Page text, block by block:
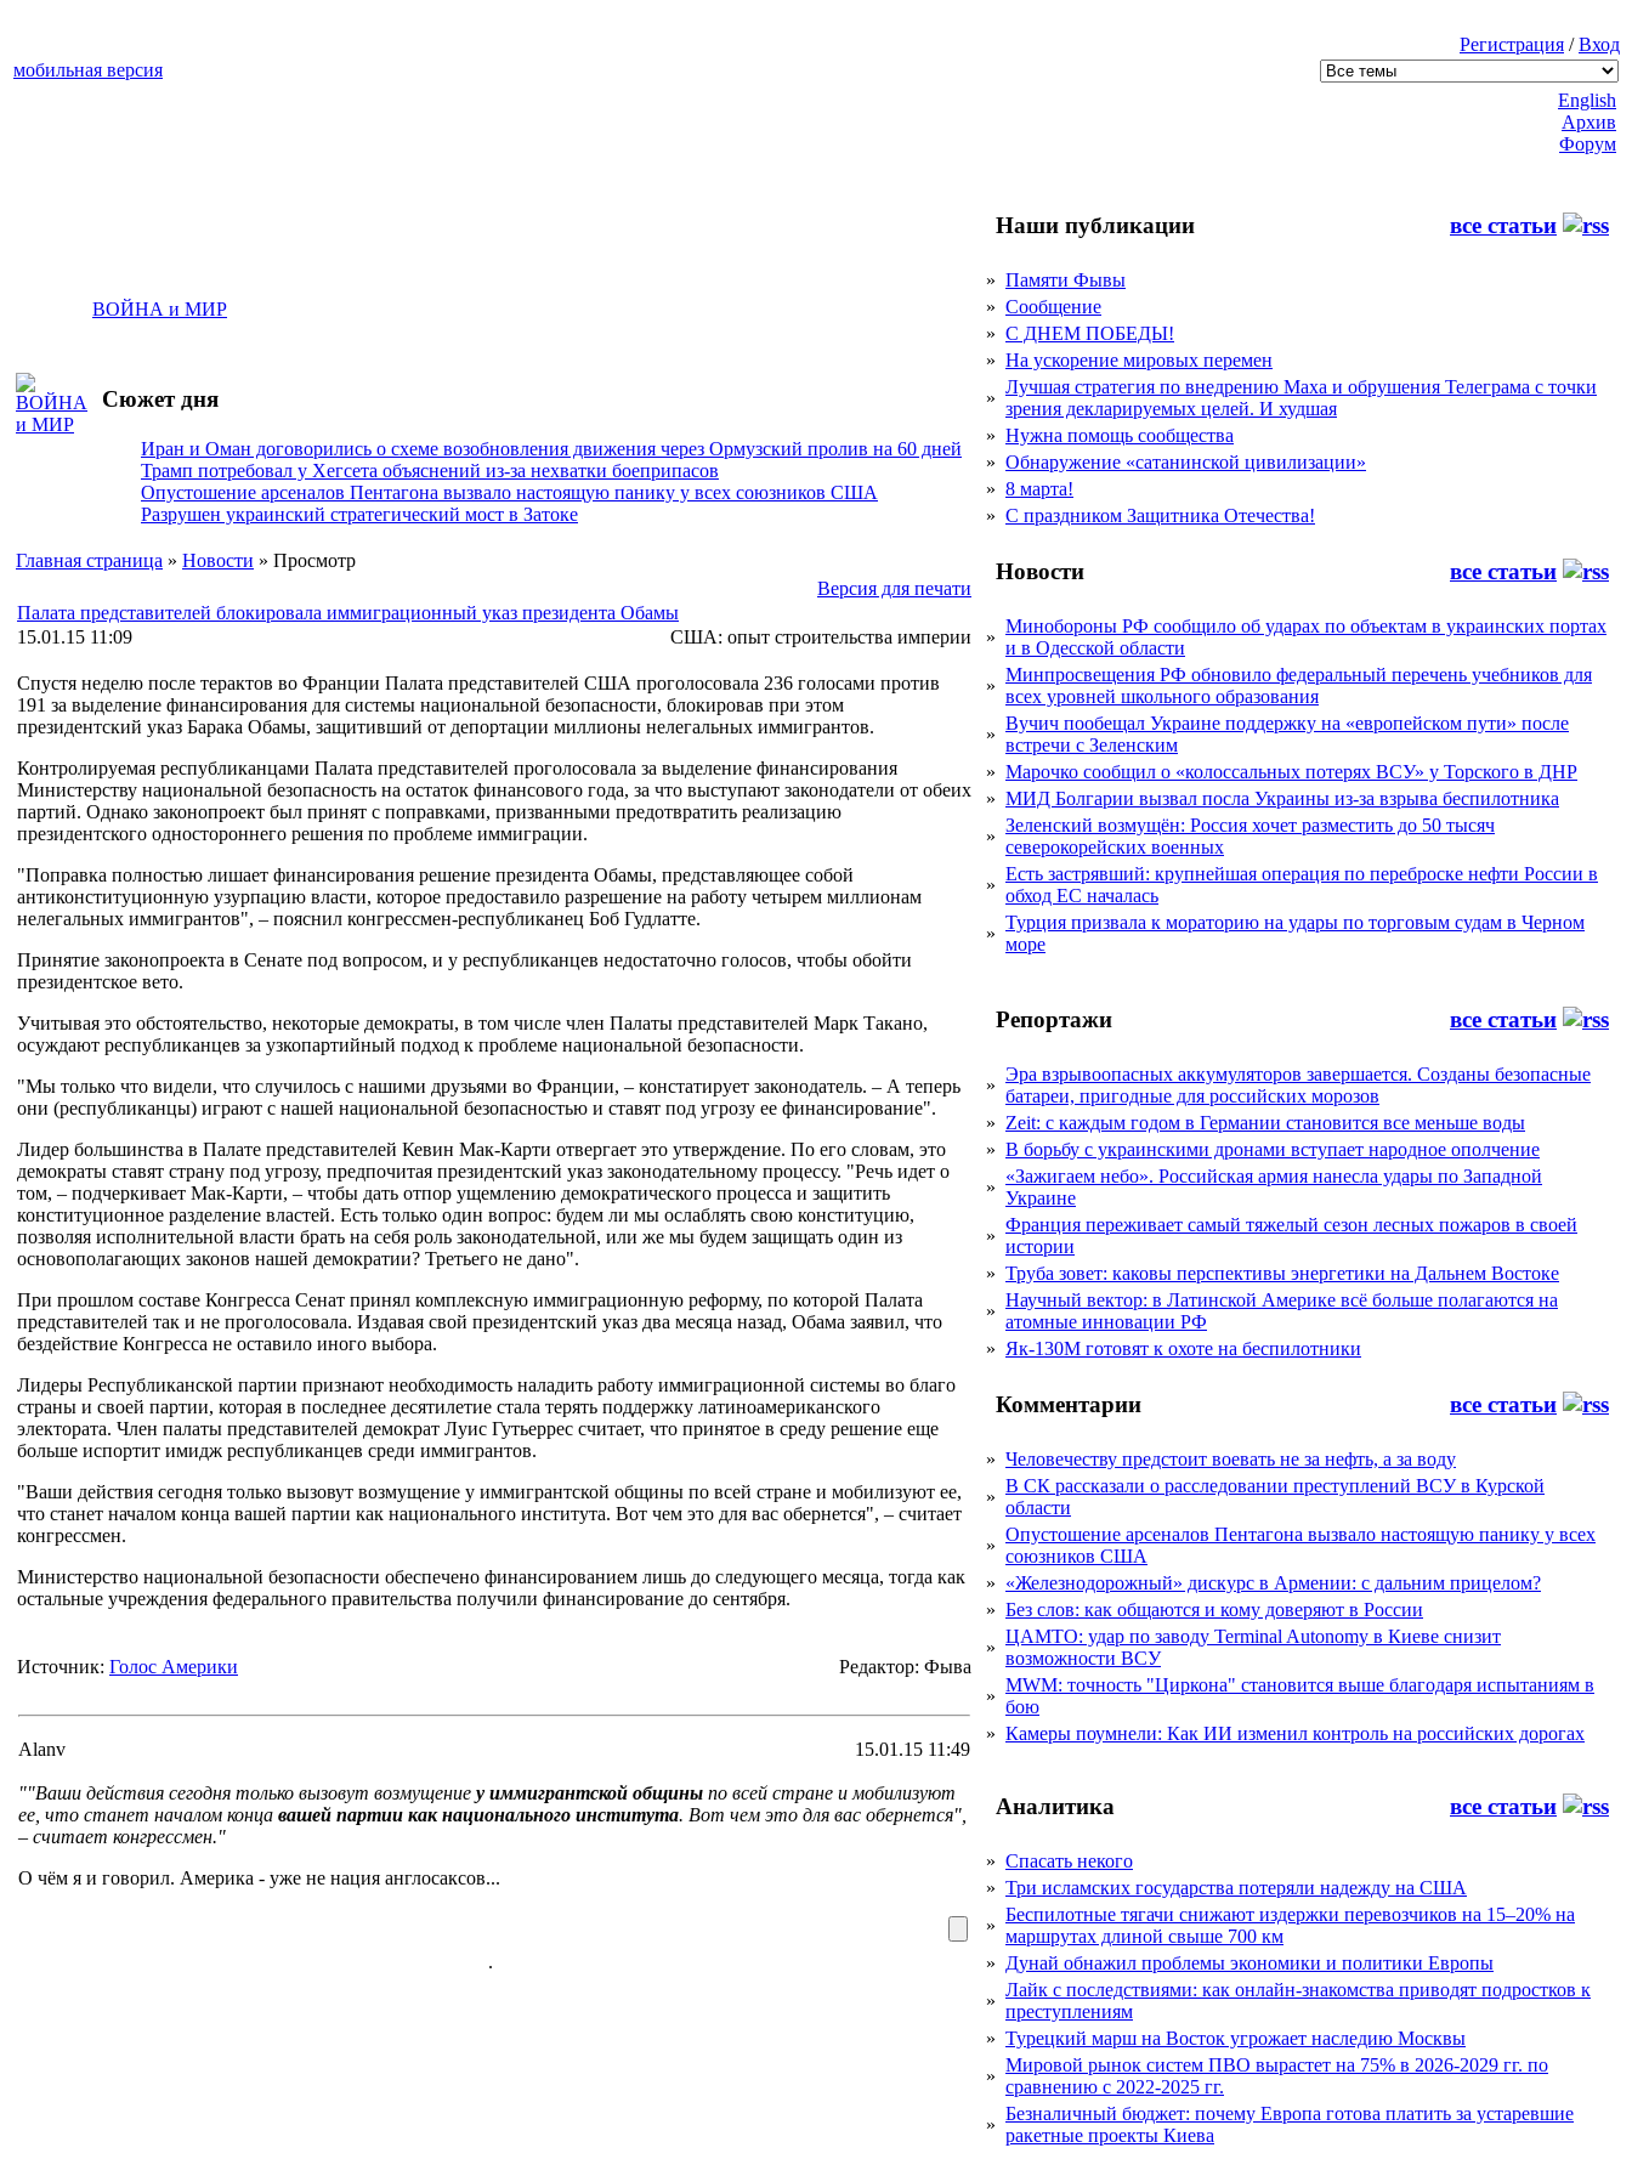
Регистрация /Вход
мобильная версия
ВОЙНА и МИР
Сюжет дня
Иран и Оман договорились о схеме возобновления движения через Ормузский пролив на 60 дней
Трамп потребовал у Хегсета объяснений из-за нехватки боеприпасов
Опустошение арсеналов Пентагона вызвало настоящую панику у всех союзников США
Разрушен украинский стратегический мост в Затоке
Главная страница » Новости » Просмотр
Версия для печати
Палата представителей блокировала иммиграционный указ президента Обамы
15.01.15 11:09
США: опыт строительства империи
Спустя неделю после терактов во Франции Палата представителей США проголосовала 236 голосами против
191 за выделение финансирования для системы национальной безопасности, блокировав при этом
президентский указ Барака Обамы, защитивший от депортации миллионы нелегальных иммигрантов.
Контролируемая республиканцами Палата представителей проголосовала за выделение финансирования
Министерству национальной безопасность на остаток финансового года, за что выступают законодатели от обеих
партий. Однако законопроект был принят с поправками, призванными предотвратить реализацию
президентского одностороннего решения по проблеме иммиграции.
"Поправка полностью лишает финансирования решение президента Обамы, представляющее собой
антиконституционную узурпацию власти, которое предоставило разрешение на работу четырем миллионам
нелегальных иммигрантов", – пояснил конгрессмен-республиканец Боб Гудлатте.
Принятие законопроекта в Сенате под вопросом, и у республиканцев недостаточно голосов, чтобы обойти
президентское вето.
Учитывая это обстоятельство, некоторые демократы, в том числе член Палаты представителей Марк Такано,
осуждают республиканцев за узкопартийный подход к проблеме национальной безопасности.
"Мы только что видели, что случилось с нашими друзьями во Франции, – констатирует законодатель. – А теперь
они (республиканцы) играют с нашей национальной безопасностью и ставят под угрозу ее финансирование".
Лидер большинства в Палате представителей Кевин Мак-Карти отвергает это утверждение. По его словам, это
демократы ставят страну под угрозу, предпочитая президентский указ законодательному процессу. "Речь идет о
том, – подчеркивает Мак-Карти, – чтобы дать отпор ущемлению демократического процесса и защитить
конституционное разделение властей. Есть только один вопрос: будем ли мы ослаблять свою конституцию,
позволяя исполнительной власти брать на себя роль законодательной, или же мы будем защищать один из
основополагающих законов нашей демократии? Третьего не дано".
При прошлом составе Конгресса Сенат принял комплексную иммиграционную реформу, по которой Палата
представителей так и не проголосовала. Издавая свой президентский указ два месяца назад, Обама заявил, что
бездействие Конгресса не оставило иного выбора.
Лидеры Республиканской партии признают необходимость наладить работу иммиграционной системы во благо
страны и своей партии, которая в последнее десятилетие стала терять поддержку латиноамериканского
электората. Член палаты представителей демократ Луис Гутьеррес считает, что принятое в среду решение еще
больше испортит имидж республиканцев среди иммигрантов.
"Ваши действия сегодня только вызовут возмущение у иммигрантской общины по всей стране и мобилизуют ее,
что станет началом конца вашей партии как национального института. Вот чем это для вас обернется", – считает
конгрессмен.
Министерство национальной безопасности обеспечено финансированием лишь до следующего месяца, тогда как
остальные учреждения федерального правительства получили финансирование до сентября.
Источник: Голос Америки Редактор: Фыва
Alanv 15.01.15 11:49
""Ваши действия сегодня только вызовут возмущение у иммигрантской общины по всей стране и мобилизуют
ее, что станет началом конца вашей партии как национального института. Вот чем это для вас обернется",
– считает конгрессмен."
О чём я и говорил. Америка - уже не нация англосаксов...
.
English
Архив
Форум
Наши публикации все статьи
» Памяти Фывы
» Сообщение
» С ДНЕМ ПОБЕДЫ!
» На ускорение мировых перемен
»
Лучшая стратегия по внедрению Маха и обрушения Телеграма с точки
зрения декларируемых целей. И худшая
» Нужна помощь сообщества
» Обнаружение «сатанинской цивилизации»
» 8 марта!
» С праздником Защитника Отечества!
Новости все статьи
»
Минобороны РФ сообщило об ударах по объектам в украинских портах
и в Одесской области
»
Минпросвещения РФ обновило федеральный перечень учебников для
всех уровней школьного образования
»
Вучич пообещал Украине поддержку на «европейском пути» после
встречи с Зеленским
» Марочко сообщил о «колоссальных потерях ВСУ» у Торского в ДНР
» МИД Болгарии вызвал посла Украины из-за взрыва беспилотника
»
Зеленский возмущён: Россия хочет разместить до 50 тысяч
северокорейских военных
»
Есть застрявший: крупнейшая операция по переброске нефти России в
обход ЕС началась
»
Турция призвала к мораторию на удары по торговым судам в Черном
море
Репортажи все статьи
»
Эра взрывоопасных аккумуляторов завершается. Созданы безопасные
батареи, пригодные для российских морозов
» Zeit: с каждым годом в Германии становится все меньше воды
» В борьбу с украинскими дронами вступает народное ополчение
»
«Зажигаем небо». Российская армия нанесла удары по Западной
Украине
»
Франция переживает самый тяжелый сезон лесных пожаров в своей
истории
» Труба зовет: каковы перспективы энергетики на Дальнем Востоке
»
Научный вектор: в Латинской Америке всё больше полагаются на
атомные инновации РФ
» Як-130М готовят к охоте на беспилотники
Комментарии все статьи
» Человечеству предстоит воевать не за нефть, а за воду
»
В СК рассказали о расследовании преступлений ВСУ в Курской
области
»
Опустошение арсеналов Пентагона вызвало настоящую панику у всех
союзников США
» «Железнодорожный» дискурс в Армении: с дальним прицелом?
» Без слов: как общаются и кому доверяют в России
»
ЦАМТО: удар по заводу Terminal Autonomy в Киеве снизит
возможности ВСУ
»
MWM: точность "Циркона" становится выше благодаря испытаниям в
бою
» Камеры поумнели: Как ИИ изменил контроль на российских дорогах
Аналитика все статьи
» Спасать некого
» Три исламских государства потеряли надежду на США
»
Беспилотные тягачи снижают издержки перевозчиков на 15–20% на
маршрутах длиной свыше 700 км
» Дунай обнажил проблемы экономики и политики Европы
»
Лайк с последствиями: как онлайн-знакомства приводят подростков к
преступлениям
» Турецкий марш на Восток угрожает наследию Москвы
»
Мировой рынок систем ПВО вырастет на 75% в 2026-2029 гг. по
сравнению с 2022-2025 гг.
»
Безналичный бюджет: почему Европа готова платить за устаревшие
ракетные проекты Киева